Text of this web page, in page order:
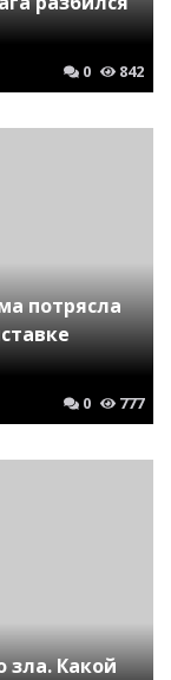
0 842
потрясла
0 777
зла. Какой